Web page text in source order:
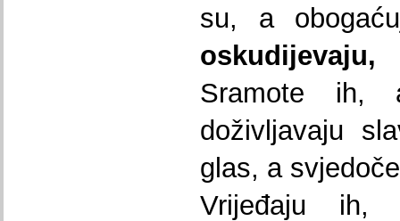
su, a
Sramote
doživljavaju
glas, a
Vrijeđaju ih,